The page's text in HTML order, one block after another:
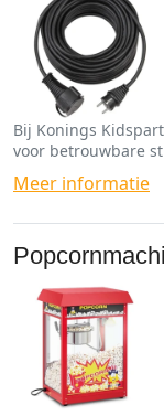
Bij Konings
voor betrouwbare
spellen en
Meer informatie